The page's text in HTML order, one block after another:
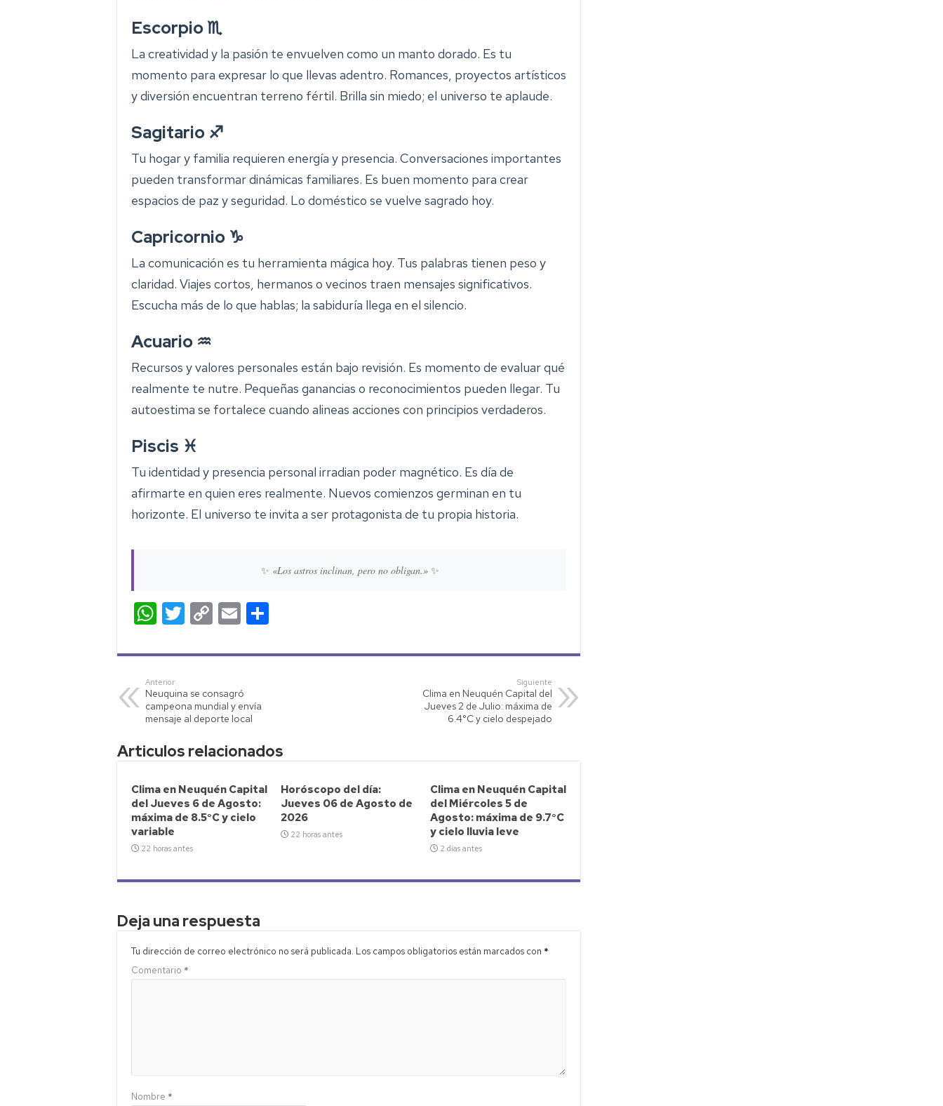
Escorpio ♏
La creatividad y la pasión te envuelven como un manto dorado. Es tu
momento para expresar lo que llevas adentro. Romances, proyectos artísticos
y diversión encuentran terreno fértil. Brilla sin miedo; el universo te aplaude.
Sagitario ♐
Tu hogar y familia requieren energía y presencia. Conversaciones importantes
pueden transformar dinámicas familiares. Es buen momento para crear
espacios de paz y seguridad. Lo doméstico se vuelve sagrado hoy.
Capricornio ♑
La comunicación es tu herramienta mágica hoy. Tus palabras tienen peso y
claridad. Viajes cortos, hermanos o vecinos traen mensajes significativos.
Escucha más de lo que hablas; la sabiduría llega en el silencio.
Acuario ♒
Recursos y valores personales están bajo revisión. Es momento de evaluar qué
realmente te nutre. Pequeñas ganancias o reconocimientos pueden llegar. Tu
autoestima se fortalece cuando alineas acciones con principios verdaderos.
Piscis ♓
Tu identidad y presencia personal irradian poder magnético. Es día de
afirmarte en quien eres realmente. Nuevos comienzos germinan en tu
horizonte. El universo te invita a ser protagonista de tu propia historia.
✨ «Los astros inclinan, pero no obligan.» ✨
W
h
at
s
A
p
p
T
wi
tt
C
o
p
Li
nk
E
m
ail m
Anterior
Neuquina se consagró
campeona mundial y envía
mensaje al deporte local
Siguiente
Clima en Neuquén Capital del
Jueves 2 de Julio: máxima de
6.4°C y cielo despejado
Articulos relacionados
Clima en Neuquén Capital
del Jueves 6 de Agosto:
máxima de 8.5°C y cielo
variable
22 horas antes
Horóscopo del día:
Jueves 06 de Agosto de
2026
22 horas antes
Clima en Neuquén Capital
del Miércoles 5 de
Agosto: máxima de 9.7°C
y cielo lluvia leve
2 días antes
Deja una respuesta
Tu dirección de correo electrónico no será publicada. Los campos obligatorios están marcados con *
Comentario *
Nombre *